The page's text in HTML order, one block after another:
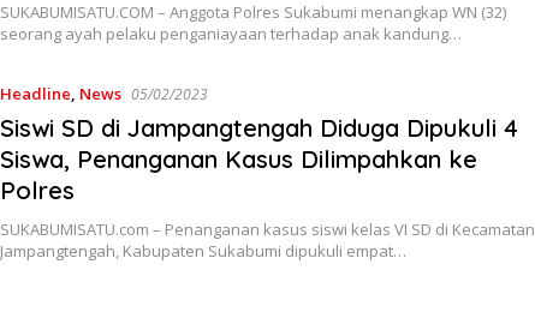
SUKABUMISATU.COM – Anggota Polres Sukabumi menangkap WN (32)
seorang ayah pelaku penganiayaan terhadap anak kandung…
Headline, News 05/02/2023
Siswi SD di Jampangtengah Diduga Dipukuli 4
Siswa, Penanganan Kasus Dilimpahkan ke
Polres
SUKABUMISATU.com – Penanganan kasus siswi kelas VI SD di Kecamatan
Jampangtengah, Kabupaten Sukabumi dipukuli empat…